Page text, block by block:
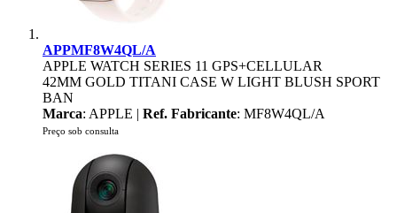
APPMF8W4QL/A
APPLE WATCH SERIES 11 GPS+CELLULAR
42MM GOLD TITANI CASE W LIGHT BLUSH SPORT
BAN
Marca: APPLE | Ref. Fabricante: MF8W4QL/A
Preço sob consulta